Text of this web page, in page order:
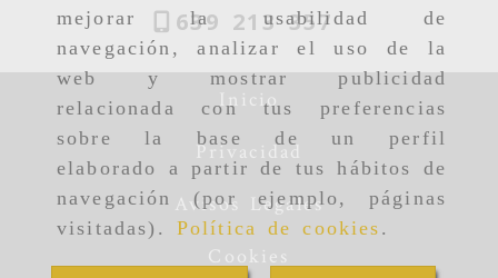
mejorar la usabilidad de
navegación, analizar el uso de la
web y mostrar publicidad
relacionada con tus preferencias
sobre la base de un perfil
elaborado a partir de tus hábitos de
navegación (por ejemplo, páginas
visitadas). Política de cookies .
639 213 357
Inicio
Privacidad
Avisos Legales
Cookies